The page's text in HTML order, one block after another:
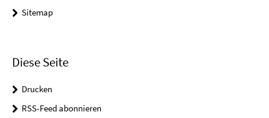
Sitemap
Diese Seite
Drucken
RSS-Feed abonnieren